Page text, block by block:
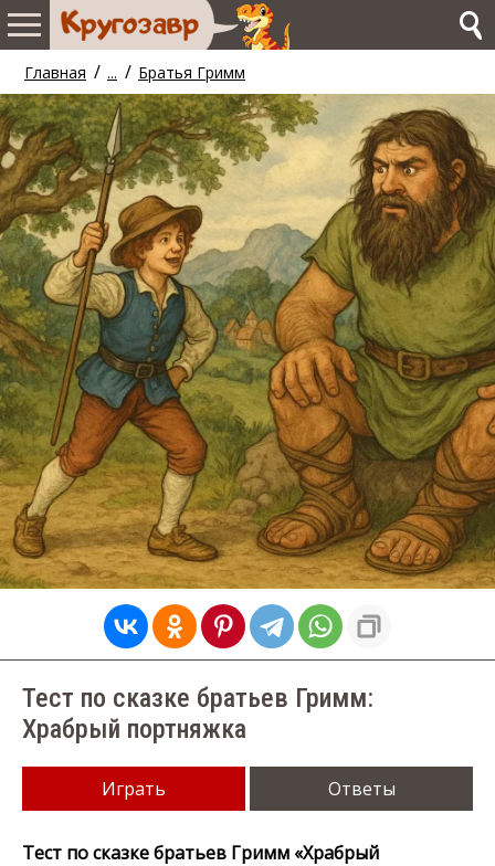
Главная / ... / Братья Гримм
Тест по сказке братьев Гримм:
Храбрый портняжка
Играть Ответы
Тест по сказке братьев Гримм «Храбрый